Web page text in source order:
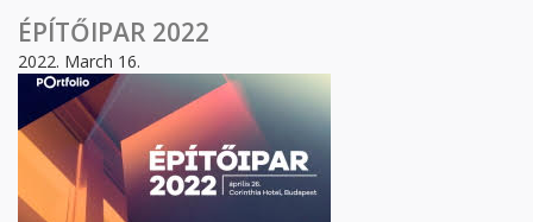
ÉPÍTŐIPAR 2022
2022. March 16.